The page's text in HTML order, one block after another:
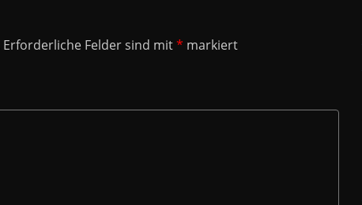
Erforderliche Felder sind mit* markiert